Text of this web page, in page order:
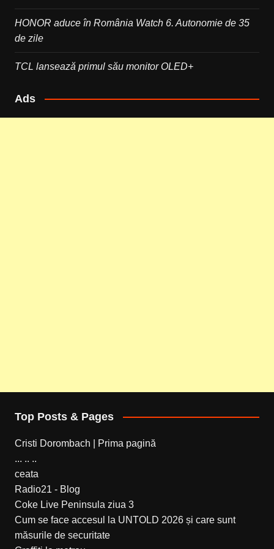
HONOR aduce în România Watch 6. Autonomie de 35
de zile
TCL lansează primul său monitor OLED+
Ads
Top Posts & Pages
Cristi Dorombach | Prima pagină
... .. ..
ceata
Radio21 - Blog
Coke Live Peninsula ziua 3
Cum se face accesul la UNTOLD 2026 și care sunt
măsurile de securitate